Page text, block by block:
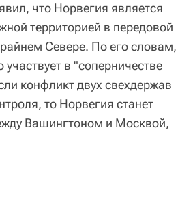
что Норвегия является
территорией в передовой
Севере. По его словам,
в "соперничестве
конфликт двух свехдержав
то Норвегия станет
Вашингтоном и Москвой,